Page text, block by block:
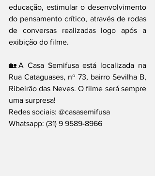
educação, estimular o desenvolvimento
do pensamento crítico, através de rodas
de conversas realizadas logo após a
exibição do filme.
🏡A Casa Semifusa está localizada na
Rua Cataguases, nº 73, bairro Sevilha B,
Ribeirão das Neves. O filme será sempre
uma surpresa!
Redes sociais: @casasemifusa
Whatsapp: (31) 9 9589-8966